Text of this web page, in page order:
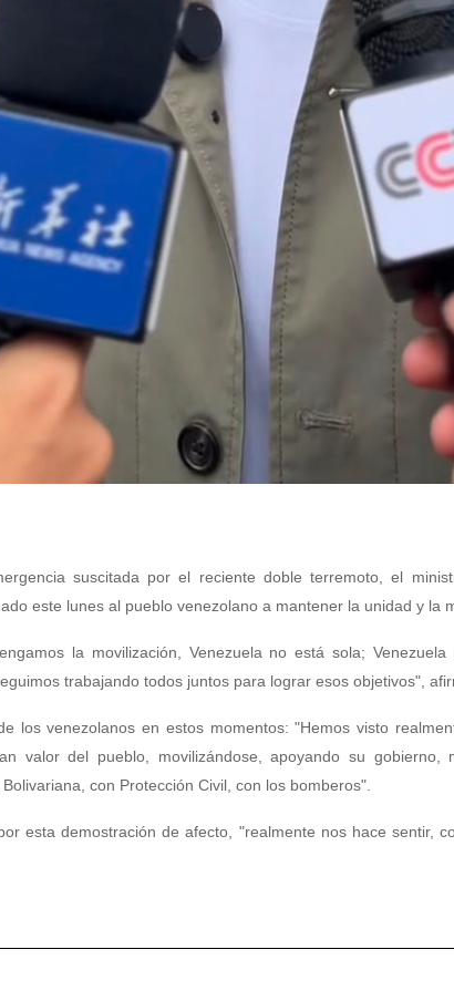
suscitada por el reciente doble terremoto, el
este lunes al pueblo venezolano a mantener la unidad y la
la movilización, Venezuela no está sola;
trabajando todos juntos para lograr esos objetivos",
los venezolanos en estos momentos: "Hemos visto
valor del pueblo, movilizándose, apoyando su gobierno,
con Protección Civil, con los bomberos".
esta demostración de afecto, "realmente nos hace sentir,